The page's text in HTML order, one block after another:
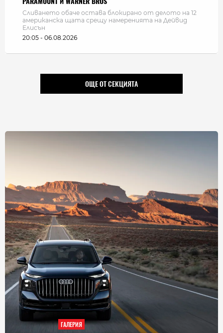
Сливането обаче остава блокирано от делото на 12
американска щата срещу намеренията на Дейвид
Елисън
20:05 - 06.08.2026
ОЩЕ ОТ СЕКЦИЯТА
ГАЛЕРИЯ